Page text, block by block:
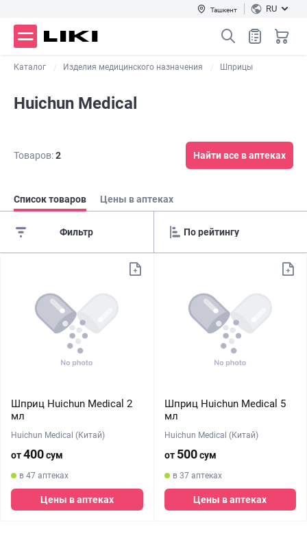
Ташкент RU
Каталог Изделия медицинского назначения Шприцы
Huichun Medical
Товаров:2 Найти все в аптеках
Список товаров Цены в аптеках
Фильтр
Шприц Huichun Medical 2
мл
Huichun Medical (Китай)
от400сум
в 47 аптеках
Цены в аптеках
Шприц Huichun Medical 5
мл
Huichun Medical (Китай)
от 500сум
в 37 аптеках
Цены в аптеках